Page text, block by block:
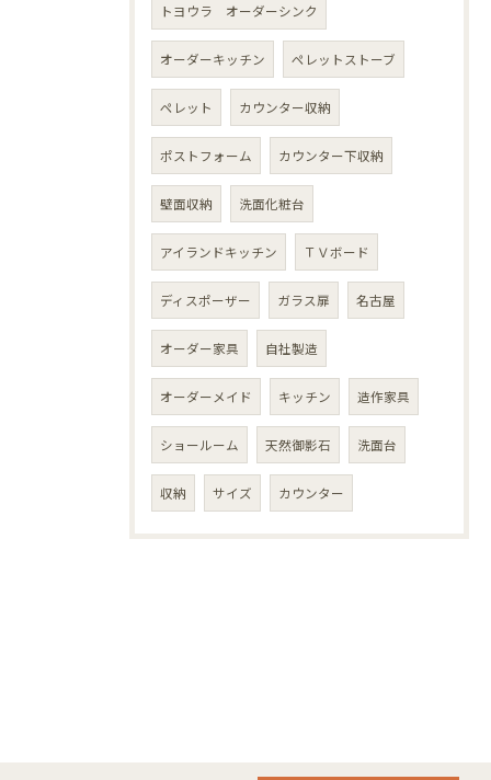
トヨウラ オーダーシンク
オーダーキッチン ペレットストーブ
ペレット カウンター収納
ポストフォーム カウンター下収納
壁面収納 洗面化粧台
アイランドキッチン ＴＶボード
ディスポーザー ガラス扉 名古屋
オーダー家具 自社製造
オーダーメイド キッチン 造作家具
ショールーム 天然御影石 洗面台
収納 サイズ カウンター